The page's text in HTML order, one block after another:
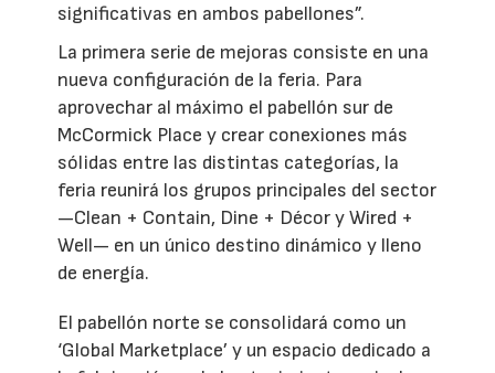
significativas en ambos pabellones”.
La primera serie de mejoras consiste en una
nueva configuración de la feria. Para
aprovechar al máximo el pabellón sur de
McCormick Place y crear conexiones más
sólidas entre las distintas categorías, la
feria reunirá los grupos principales del sector
—Clean + Contain, Dine + Décor y Wired +
Well— en un único destino dinámico y lleno
de energía.
El pabellón norte se consolidará como un
‘Global Marketplace’ y un espacio dedicado a